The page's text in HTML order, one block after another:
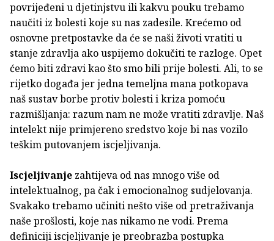
povrijeđeni u djetinjstvu ili kakvu pouku trebamo
naučiti iz bolesti koje su nas zadesile. Krećemo od
osnovne pretpostavke da će se naši životi vratiti u
stanje zdravlja ako uspijemo dokučiti te razloge. Opet
ćemo biti zdravi kao što smo bili prije bolesti. Ali, to se
rijetko događa jer jedna temeljna mana potkopava
naš sustav borbe protiv bolesti i kriza pomoću
razmišljanja: razum nam ne može vratiti zdravlje. Naš
intelekt nije primjereno sredstvo koje bi nas vozilo
teškim putovanjem iscjeljivanja.
Iscjeljivanje zahtijeva od nas mnogo više od
intelektualnog, pa čak i emocionalnog sudjelovanja.
Svakako trebamo učiniti nešto više od pretraživanja
naše prošlosti, koje nas nikamo ne vodi. Prema
definiciji iscjeljivanje je preobrazba postupka